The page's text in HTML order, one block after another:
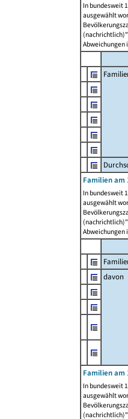
In bundesweit
ausgewählt
Abweichungen
Familien am
In bundesweit
ausgewählt
Abweichungen
davon
Familien am
In bundesweit
ausgewählt